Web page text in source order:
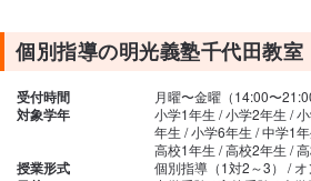
個別指導の明光義塾千代田教
受付時間 月曜〜金曜（14:00〜
対象学年
小学1年生 / 小学2年生 /
年生 / 小学6年生 / 中学1
高校1年生 / 高校2年生 /
授業形式 個別指導（1対2～3） /